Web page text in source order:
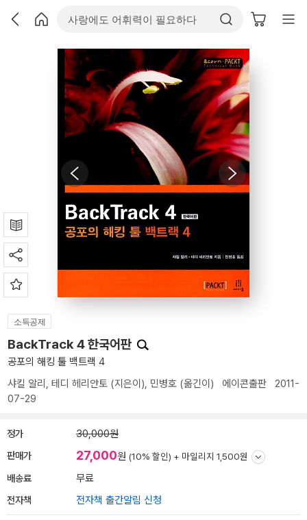
소득공제
BackTrack 4 한국어판
공포의 해킹 툴 백트랙 4
샤킬 알리 , 테디 헤리얀토 (지은이), 민병호 (옮긴이) 에이콘출판 2011-
07-29
정가 30,000원
판매가 27,000원 (10% 할인) + 마일리지 1,500원
배송료 무료
전자책 전자책 출간알림 신청